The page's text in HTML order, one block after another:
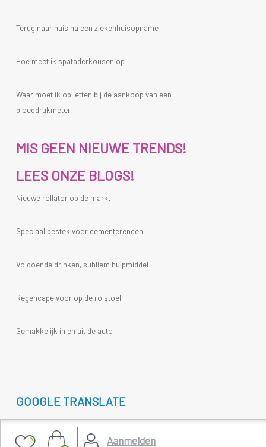
Aanmelden
Terug naar huis na een ziekenhuisopname
Hoe meet ik spataderkousen op
Waar moet ik op letten bij de aankoop van een
bloeddrukmeter
MIS GEEN NIEUWE TRENDS!
LEES ONZE BLOGS!
Nieuwe rollator op de markt
Speciaal bestek voor dementerenden
Voldoende drinken, subliem hulpmiddel
Regencape voor op de rolstoel
Gemakkelijk in en uit de auto
GOOGLE TRANSLATE
Select Language